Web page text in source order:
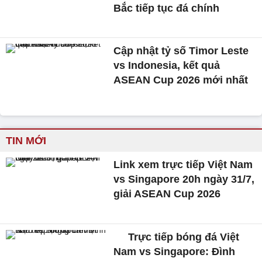
Bắc tiếp tục đá chính
Cập nhật tỷ số Timor Leste
vs Indonesia, kết quả
ASEAN Cup 2026 mới nhất
TIN MỚI
Link xem trực tiếp Việt Nam
vs Singapore 20h ngày 31/7,
giải ASEAN Cup 2026
Trực tiếp bóng đá Việt
Nam vs Singapore: Đình